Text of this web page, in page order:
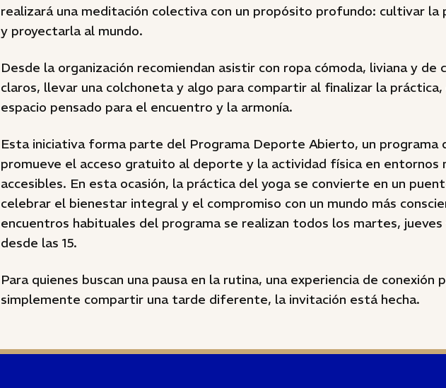
realizará una meditación colectiva con un propósito profundo: cultivar la
y proyectarla al mundo.
Desde la organización recomiendan asistir con ropa cómoda, liviana y de
claros, llevar una colchoneta y algo para compartir al finalizar la práctica,
espacio pensado para el encuentro y la armonía.
Esta iniciativa forma parte del Programa Deporte Abierto, un programa
promueve el acceso gratuito al deporte y la actividad física en entornos
accesibles. En esta ocasión, la práctica del yoga se convierte en un
celebrar el bienestar integral y el compromiso con un mundo más
encuentros habituales del programa se realizan todos los martes, jueves
desde las 15.
Para quienes buscan una pausa en la rutina, una experiencia de conexión
simplemente compartir una tarde diferente, la invitación está hecha.